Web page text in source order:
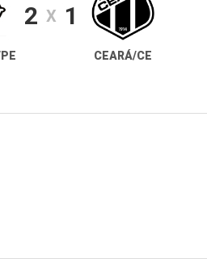
2 X 1
CEARÁ/CE